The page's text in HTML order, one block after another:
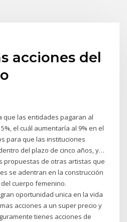
acciones del
que las entidades pagaran al
el cuál aumentaría al 9% en el
para que las instituciones
del plazo de cinco años, y…
propuestas de otras artistas que
se adentran en la construcción
cuerpo femenino.
oportunidad unica en la vida
acciones a un super precio y
tienes acciones de